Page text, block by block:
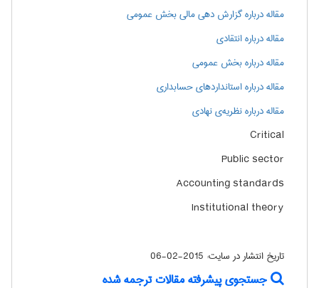
مقاله درباره گزارش دهی مالی بخش عمومی
مقاله درباره انتقادی
مقاله درباره بخش عمومی
مقاله درباره استانداردهای حسابداری
مقاله درباره نظریه‌ی نهادی
Critical
Public sector
Accounting standards
Institutional theory
تاریخ انتشار در سایت: 2015-02-06
جستجوی پیشرفته مقالات ترجمه شده